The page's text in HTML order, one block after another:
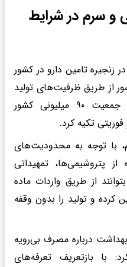
و سرم در شرایط
زنجیره تامین دارو در کشور
از طریق ظرفیت‌های تولید
داخلی تأمین می‌شود و برای جمعیت ۹۰ میلیونی کشور
تکیه کرد.
با توجه به محدودیت‌های
پتروشیمی‌ها، تمهیداتی
از طریق واردات ماده
کرده و تولید را بدون وقفه
درباره مصرف بی‌رویه
با بازتعریف تعرفه‌های